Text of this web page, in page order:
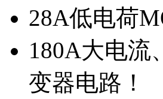
28A低电荷
180A大电流
变器电路！